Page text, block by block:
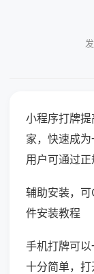
小程序打牌
家，快速成
用户可通过正
辅助安装，
件安装教程
手机打牌可以
十分简单，